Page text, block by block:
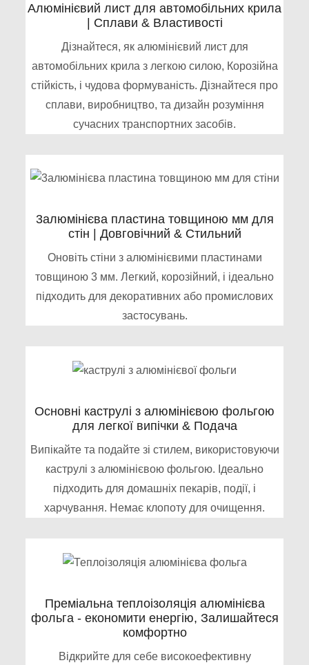
Алюмінієвий лист для автомобільних крила
| Сплави & Властивості
Дізнайтеся, як алюмінієвий лист для
автомобільних крила з легкою силою, Корозійна
стійкість, і чудова формуваність. Дізнайтеся про
сплави, виробництво, та дизайн розуміння
сучасних транспортних засобів.
3алюмінієва пластина товщиною мм для
стін | Довговічний & Стильний
Оновіть стіни з алюмінієвими пластинами
товщиною 3 мм. Легкий, корозійний, і ідеально
підходить для декоративних або промислових
застосувань.
Основні каструлі з алюмінієвою фольгою
для легкої випічки & Подача
Випікайте та подайте зі стилем, використовуючи
каструлі з алюмінієвою фольгою. Ідеально
підходить для домашніх пекарів, події, і
харчування. Немає клопоту для очищення.
Преміальна теплоізоляція алюмінієва
фольга - економити енергію, Залишайтеся
комфортно
Відкрийте для себе високоефективну